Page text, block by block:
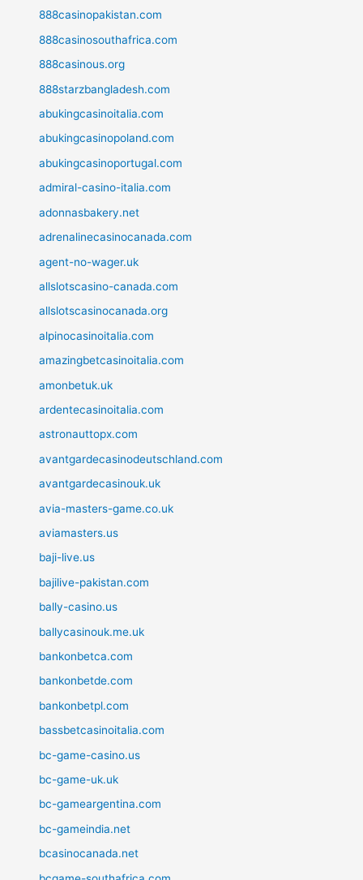
888casinopakistan.com
888casinosouthafrica.com
888casinous.org
888starzbangladesh.com
abukingcasinoitalia.com
abukingcasinopoland.com
abukingcasinoportugal.com
admiral-casino-italia.com
adonnasbakery.net
adrenalinecasinocanada.com
agent-no-wager.uk
allslotscasino-canada.com
allslotscasinocanada.org
alpinocasinoitalia.com
amazingbetcasinoitalia.com
amonbetuk.uk
ardentecasinoitalia.com
astronauttopx.com
avantgardecasinodeutschland.com
avantgardecasinouk.uk
avia-masters-game.co.uk
aviamasters.us
baji-live.us
bajilive-pakistan.com
bally-casino.us
ballycasinouk.me.uk
bankonbetca.com
bankonbetde.com
bankonbetpl.com
bassbetcasinoitalia.com
bc-game-casino.us
bc-game-uk.uk
bc-gameargentina.com
bc-gameindia.net
bcasinocanada.net